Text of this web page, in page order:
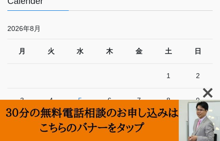
2026年8月
月 火 水 木 金 土 日
1 2
3 4 5 6 7 8 9
11 12 13 14 16